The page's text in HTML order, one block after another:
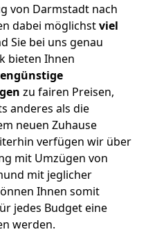
von Darmstadt nach
dabei möglichstviel
Sie bei uns genau
bieten Ihnen
zu fairen Preisen,
anderes als die
neuen Zuhause
verfügen wir über
mit Umzügen von
mit jeglicher
Ihnen somit
jedes Budget eine
werden.